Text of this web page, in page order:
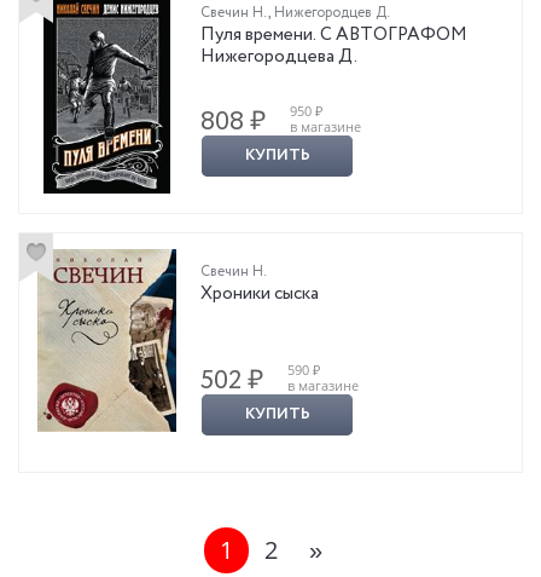
Свечин Н., Нижегородцев Д.
Пуля времени. С АВТОГРАФОМ
Нижегородцева Д.
808 ₽
950 ₽
в магазине
КУПИТЬ
Свечин Н.
Хроники сыска
502 ₽
590 ₽
в магазине
КУПИТЬ
1 2 »